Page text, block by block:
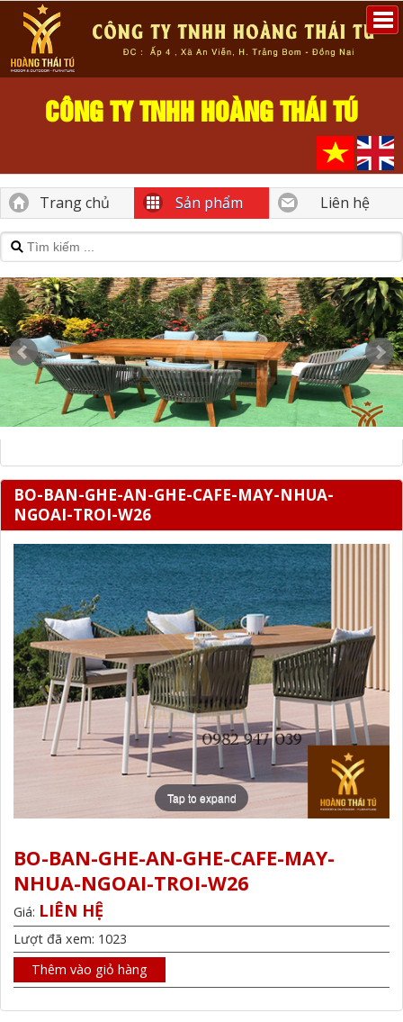
CÔNG TY TNHH HOÀNG THÁI TÚ
Trang chủ Sản phẩm Liên hệ
BO-BAN-GHE-AN-GHE-CAFE-MAY-NHUA-
NGOAI-TROI-W26
Tap to expand
BO-BAN-GHE-AN-GHE-CAFE-MAY-
NHUA-NGOAI-TROI-W26
Giá: LIÊN HỆ
Lượt đã xem: 1023
Thêm vào giỏ hàng